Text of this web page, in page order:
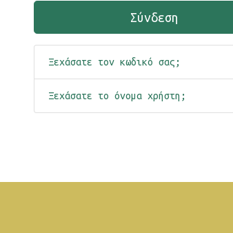
Σύνδεση
Ξεχάσατε τον κωδικό σας;
Ξεχάσατε το όνομα χρήστη;